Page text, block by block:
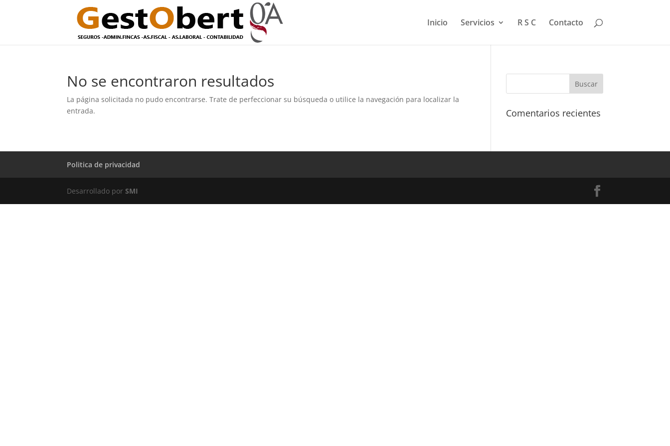
Inicio Servicios R S C Contacto
No se encontraron resultados
La página solicitada no pudo encontrarse. Trate de perfeccionar su búsqueda o utilice la navegación para localizar la
entrada.
Comentarios recientes
Politica de privacidad
Desarrollado porSMI